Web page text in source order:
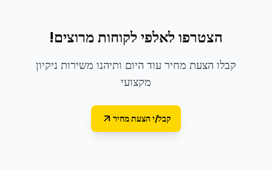
הצטרפו לאלפי לקוחות מרוצים!
קבלו הצעת מחיר עוד היום ותיהנו משירות ניקיון
מקצועי
קבל/י הצעת מחיר